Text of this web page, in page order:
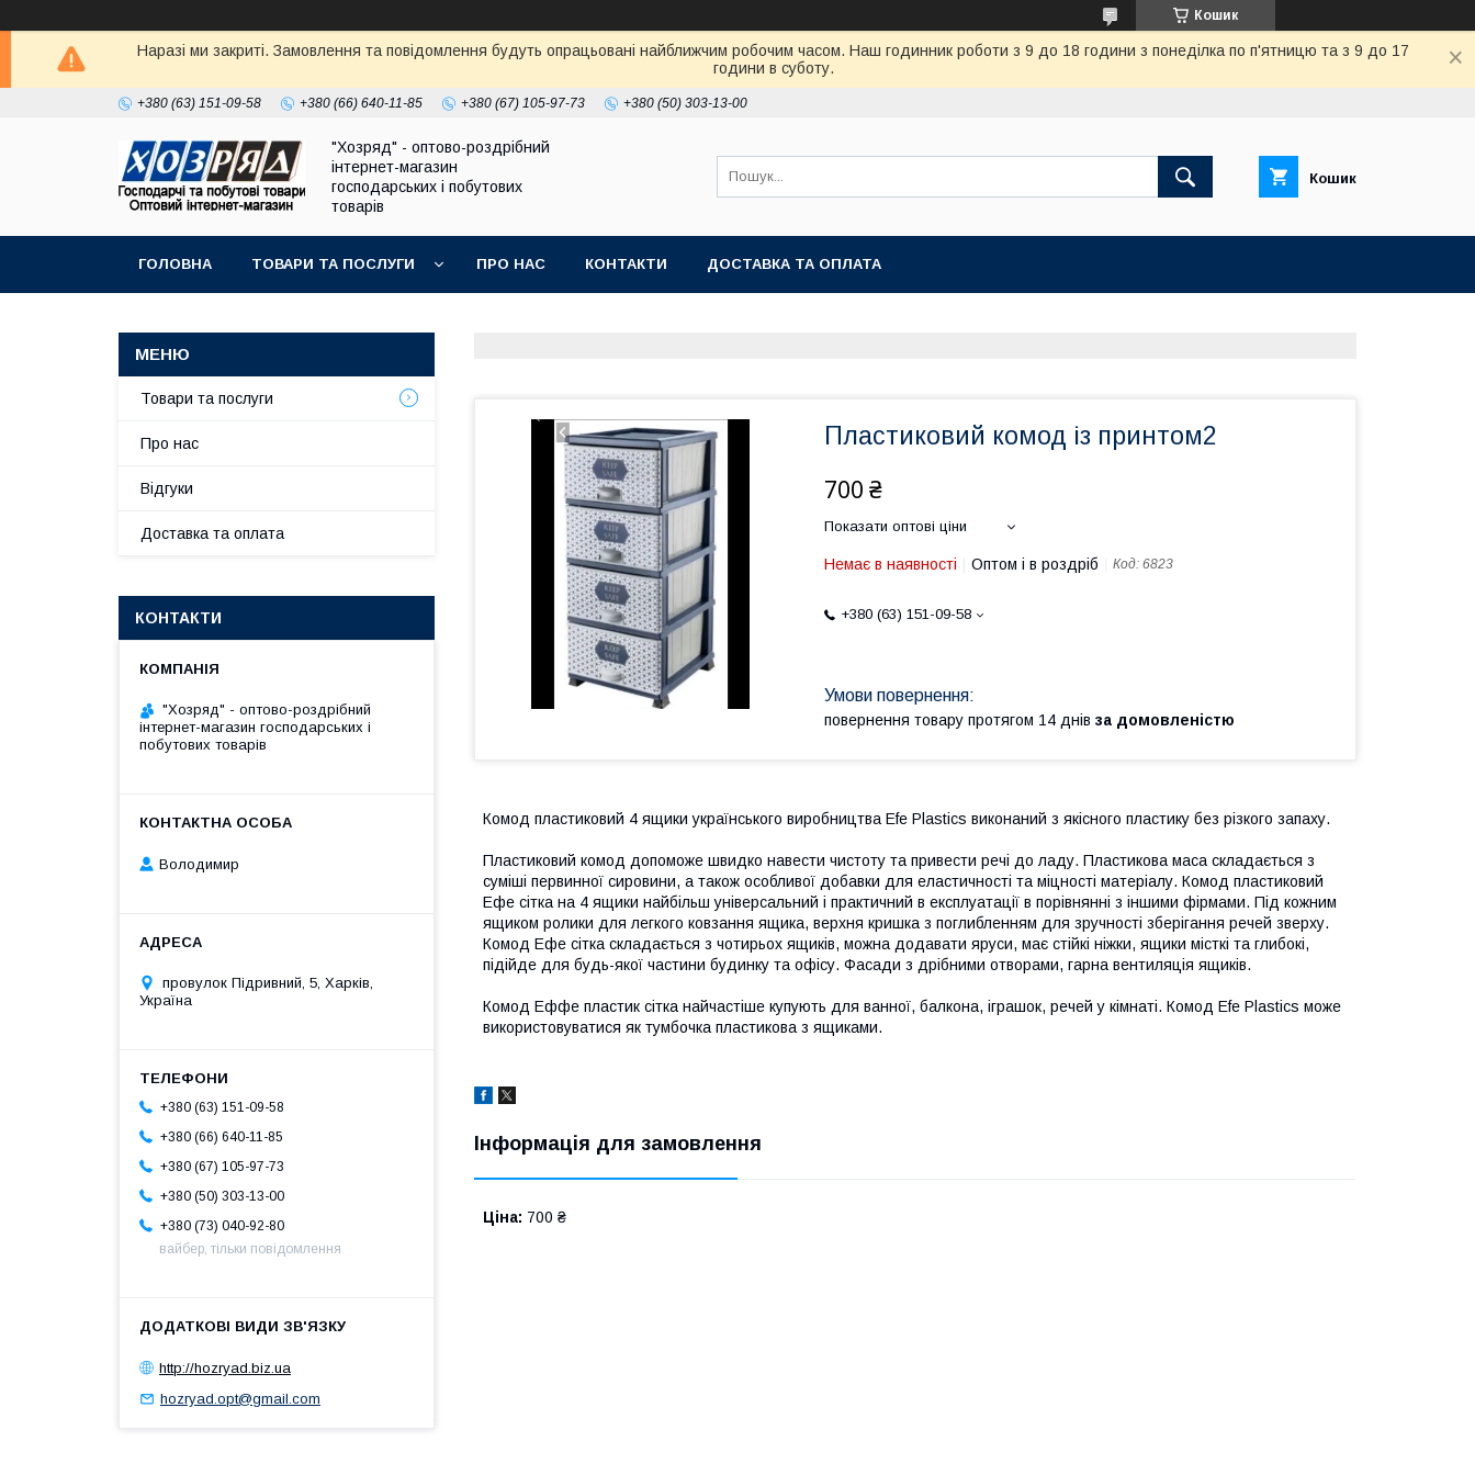
Кошик
Наразі ми закриті. Замовлення та повідомлення будуть опрацьовані найближчим робочим часом. Наш годинник роботи з 9 до 18 години з понеділка по п'ятницю та з 9 до 17
години в суботу.
+380 (63) 151-09-58 +380 (66) 640-11-85 +380 (67) 105-97-73 +380 (50) 303-13-00
"Хозряд" - оптово-роздрібний
інтернет-магазин
господарських і побутових
товарів
Кошик
ГОЛОВНА ТОВАРИ ТА ПОСЛУГИ ПРО НАС КОНТАКТИ ДОСТАВКА ТА ОПЛАТА
Пластиковий комод із принтом2
700 ₴
Показати оптові ціни
Немає в наявності Оптом і в роздріб Код: 6823
+380 (63) 151-09-58
повернення товару протягом 14 днів за домовленістю
Комод пластиковий 4 ящики українського виробництва Efe Plastics виконаний з якісного пластику без різкого запаху.
Пластиковий комод допоможе швидко навести чистоту та привести речі до ладу. Пластикова маса складається з
суміші первинної сировини, а також особливої добавки для еластичності та міцності матеріалу. Комод пластиковий
Ефе сітка на 4 ящики найбільш універсальний і практичний в експлуатації в порівнянні з іншими фірмами. Під кожним
ящиком ролики для легкого ковзання ящика, верхня кришка з поглибленням для зручності зберігання речей зверху.
Комод Ефе сітка складається з чотирьох ящиків, можна додавати яруси, має стійкі ніжки, ящики місткі та глибокі,
підійде для будь-якої частини будинку та офісу. Фасади з дрібними отворами, гарна вентиляція ящиків.
Комод Еффе пластик сітка найчастіше купують для ванної, балкона, іграшок, речей у кімнаті. Комод Efe Plastics може
використовуватися як тумбочка пластикова з ящиками.
Інформація для замовлення
Ціна: 700 ₴
Товари та послуги
Про нас
Відгуки
Доставка та оплата
КОНТАКТИ
"Хозряд" - оптово-роздрібний
інтернет-магазин господарських і
побутових товарів
Володимир
провулок Підривний, 5, Харків,
Україна
+380 (63) 151-09-58
+380 (66) 640-11-85
+380 (67) 105-97-73
+380 (50) 303-13-00
+380 (73) 040-92-80
вайбер, тільки повідомлення
http://hozryad.biz.ua
hozryad.opt@gmail.com